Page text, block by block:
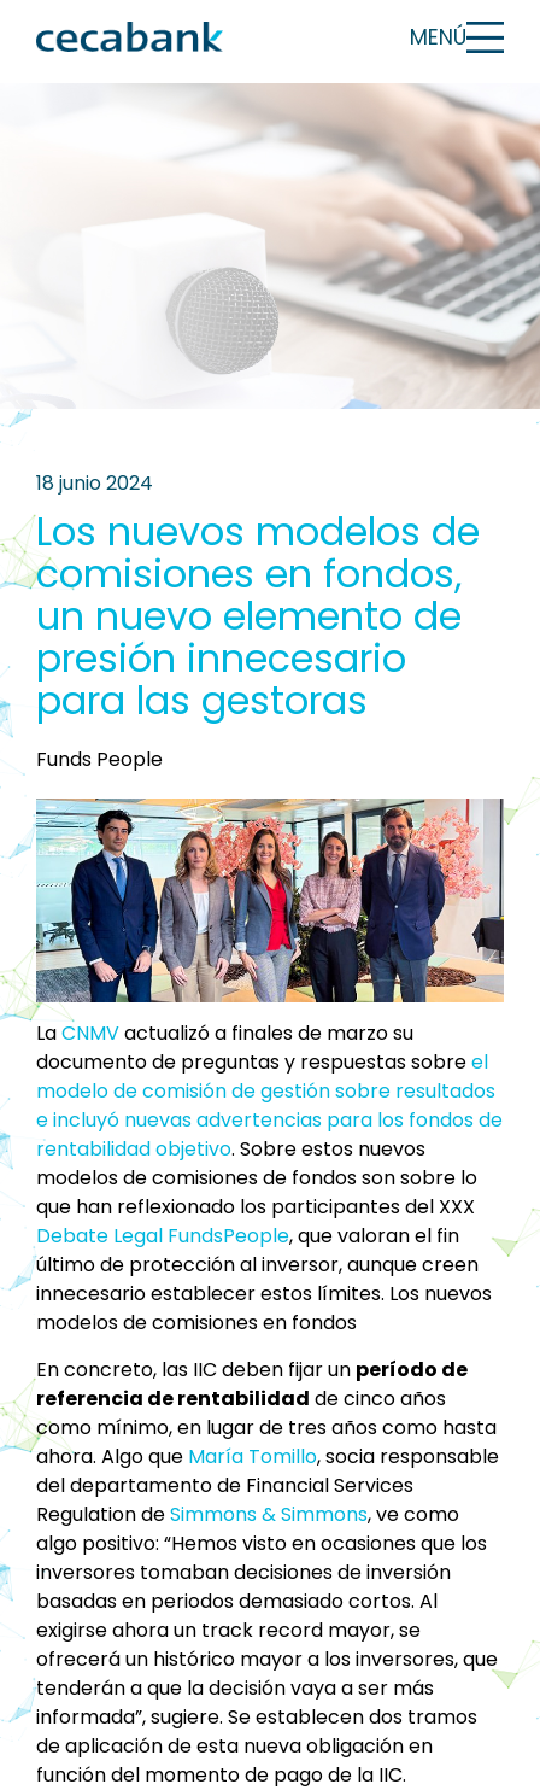
MENÚ
18 junio 2024
Los nuevos modelos de
comisiones en fondos,
un nuevo elemento de
presión innecesario
para las gestoras
Funds People
LaCNMVactualizó a finales de marzo su
documento de preguntas y respuestas sobreel
modelo de comisión de gestión sobre resultados
e incluyó nuevas advertencias para los fondos de
rentabilidad objetivo. Sobre estos nuevos
modelos de comisiones de fondos son sobre lo
que han reflexionado los participantes del XXX
Debate Legal FundsPeople, que valoran el fin
último de protección al inversor, aunque creen
innecesario establecer estos límites. Los nuevos
modelos de comisiones en fondos
En concreto, las IIC deben fijar un período de
referencia de rentabilidad de cinco años
como mínimo, en lugar de tres años como hasta
ahora. Algo que María Tomillo, socia responsable
del departamento de Financial Services
Regulation deSimmons & Simmons, ve como
algo positivo: “Hemos visto en ocasiones que los
inversores tomaban decisiones de inversión
basadas en periodos demasiado cortos. Al
exigirse ahora un track record mayor, se
ofrecerá un histórico mayor a los inversores, que
tenderán a que la decisión vaya a ser más
informada”, sugiere. Se establecen dos tramos
de aplicación de esta nueva obligación en
función del momento de pago de la IIC.